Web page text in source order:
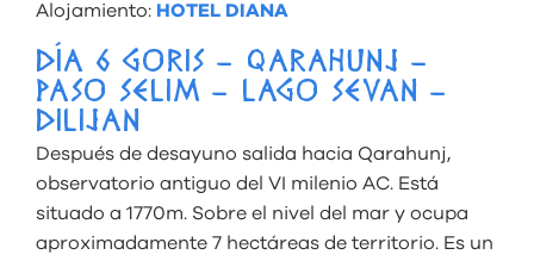
Alojamiento: HOTEL DIANA
DÍA 6 GORIS – QARAHUNJ –
PASO SELIM – LAGO SEVAN –
DILIJAN
Después de desayuno salida hacia Qarahunj,
observatorio antiguo del VI milenio AC. Está
situado a 1770m. Sobre el nivel del mar y ocupa
aproximadamente 7 hectáreas de territorio. Es un